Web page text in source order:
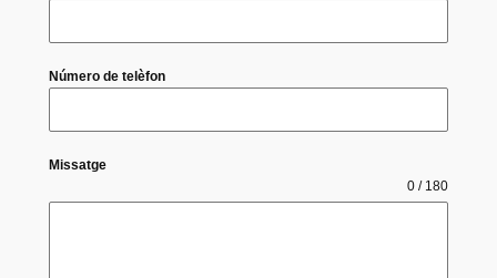
Número de telèfon
Missatge
0 / 180